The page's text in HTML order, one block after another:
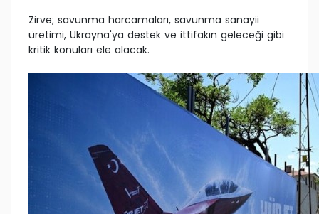
Zirve; savunma harcamaları, savunma sanayii
üretimi, Ukrayna'ya destek ve ittifakın geleceği gibi
kritik konuları ele alacak.